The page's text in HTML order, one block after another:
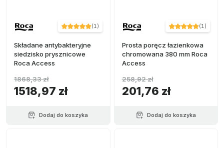
(1)
Składane antybakteryjne
siedzisko prysznicowe
Roca Access
1518,97 zł
1868,33 zł
Dodaj do koszyka
(1)
Prosta poręcz łazienkowa
chromowana 380 mm Roca
Access
201,76 zł
258,92 zł
Dodaj do koszyka